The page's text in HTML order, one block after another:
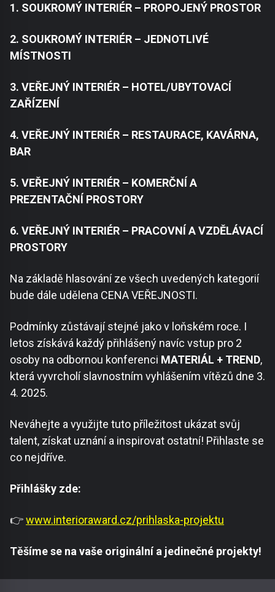
1. SOUKROMÝ INTERIÉR – PROPOJENÝ PROSTOR
2. SOUKROMÝ INTERIÉR – JEDNOTLIVÉ
MÍSTNOSTI
3. VEŘEJNÝ INTERIÉR – HOTEL/UBYTOVACÍ
ZAŘÍZENÍ
4. VEŘEJNÝ INTERIÉR – RESTAURACE, KAVÁRNA,
BAR
5. VEŘEJNÝ INTERIÉR – KOMERČNÍ A
PREZENTAČNÍ PROSTORY
6. VEŘEJNÝ INTERIÉR – PRACOVNÍ A VZDĚLÁVACÍ
PROSTORY
Na základě hlasování ze všech uvedených kategorií
bude dále udělena CENA VEŘEJNOSTI.
Podmínky zůstávají stejné jako v loňském roce. I
letos získává každý přihlášený navíc vstup pro 2
osoby na odbornou konferenci MATERIÁL + TREND,
která vyvrcholí slavnostním vyhlášením vítězů dne 3.
4. 2025.
Neváhejte a využijte tuto příležitost ukázat svůj
talent, získat uznání a inspirovat ostatní! Přihlaste se
co nejdříve.
Přihlášky zde:
👉www.interioraward.cz/prihlaska-projektu
Těšíme se na vaše originální a jedinečné projekty!